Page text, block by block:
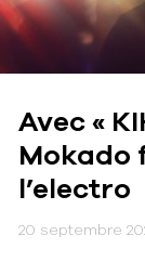
Avec «
Mokado
l’electro
20 septembre